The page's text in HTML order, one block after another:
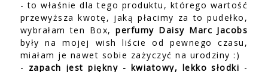
- to właśnie dla tego produktu, którego wartość
przewyższa kwotę, jaką płacimy za to pudełko,
wybrałam ten Box,perfumy Daisy Marc Jacobs
były na mojej wish liście od pewnego czasu,
miałam je nawet sobie zażyczyć na urodziny :)
- zapach jest piękny - kwiatowy, lekko słodki -